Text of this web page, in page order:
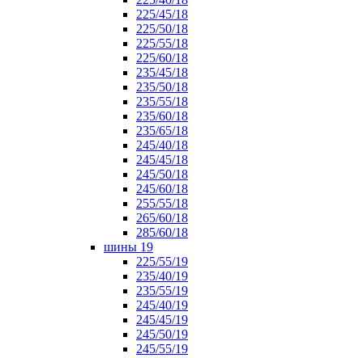
225/45/18
225/50/18
225/55/18
225/60/18
235/45/18
235/50/18
235/55/18
235/60/18
235/65/18
245/40/18
245/45/18
245/50/18
245/60/18
255/55/18
265/60/18
285/60/18
шины 19
225/55/19
235/40/19
235/55/19
245/40/19
245/45/19
245/50/19
245/55/19